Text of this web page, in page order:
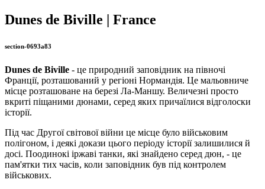
Dunes de Biville | France
section-0693a83
Dunes de Biville - це природний заповідник на півночі
Франції, розташований у регіоні Нормандія. Це мальовниче
місце розташоване на березі Ла-Маншу. Величезні просто
вкриті піщаними дюнами, серед яких причаїлися відголоски
історії.
Під час Другої світової війни це місце було військовим
полігоном, і деякі докази цього періоду історії залишилися й
досі. Поодинокі іржаві танки, які знайдено серед дюн, - це
пам'ятки тих часів, коли заповідник був під контролем
військових.